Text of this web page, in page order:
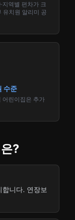
지역별 편차가 크
유치원 알리미 공
수준
어린이집은 추가
?
니다. 연장보